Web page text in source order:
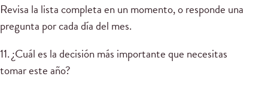
Revisa la lista completa en un momento, o responde una
pregunta por cada día del mes.
11. ¿Cuál es la decisión más importante que necesitas
tomar este año?